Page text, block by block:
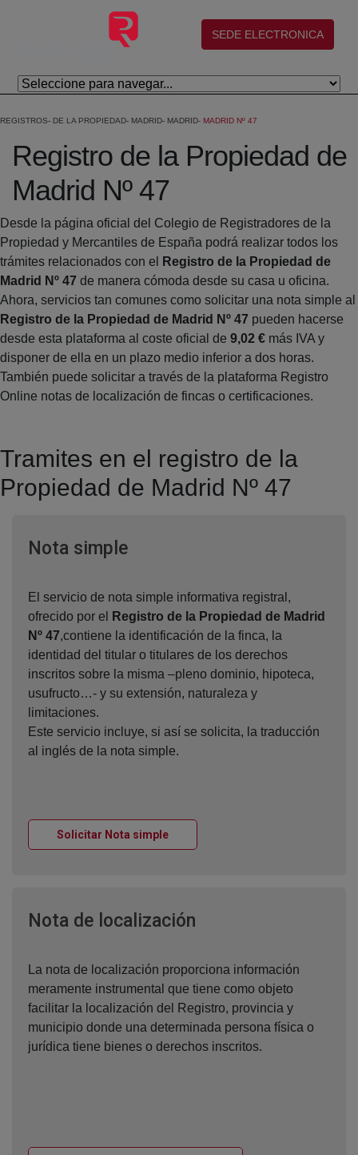
Skip to Main Content
(abre en nueva ventana)
SEDE ELECTRONICA
REGISTROS DE LA PROPIEDAD MADRID MADRID MADRID Nº 47
Registro de la Propiedad de
Madrid Nº 47
Desde la página oficial del Colegio de Registradores de la
Propiedad y Mercantiles de España podrá realizar todos los
trámites relacionados con el
Registro de la Propiedad de
Madrid Nº 47 de manera cómoda desde su casa u oficina.
Ahora, servicios tan comunes como solicitar una nota simple al
Registro de la Propiedad de Madrid Nº 47 pueden hacerse
desde esta plataforma al coste oficial de 9,02 € más IVA y
disponer de ella en un plazo medio inferior a dos horas.
También puede solicitar a través de la plataforma Registro
Online notas de localización de fincas o certificaciones.
Tramites en el registro de la
Propiedad de Madrid Nº 47
Nota simpleVentana nueva
El servicio de nota simple informativa registral,
ofrecido por el
Registro de la Propiedad de Madrid
Nº 47,contiene la identificación de la finca, la
identidad del titular o titulares de los derechos
inscritos sobre la misma –pleno dominio, hipoteca,
usufructo…- y su extensión, naturaleza y
limitaciones.
Este servicio incluye, si así se solicita, la traducción
al inglés de la nota simple.
Solicitar Nota simpleVentana nueva
Nota de localización
La nota de localización proporciona información
meramente instrumental que tiene como objeto
facilitar la localización del Registro, provincia y
municipio donde una determinada persona física o
jurídica tiene bienes o derechos inscritos.